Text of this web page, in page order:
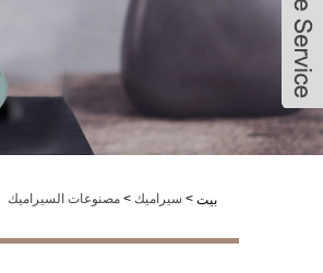
بيت > سيراميك > مصنوعات السيراميك
Robin